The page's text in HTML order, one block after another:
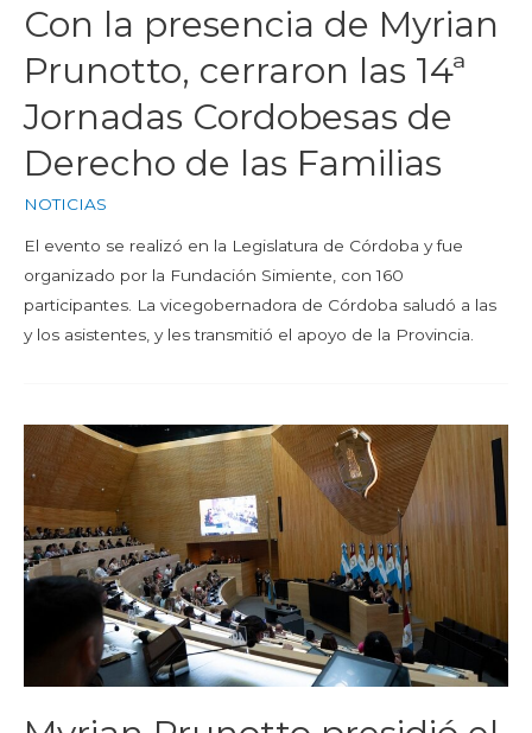
Con la presencia de Myrian
Prunotto, cerraron las 14ª
Jornadas Cordobesas de
Derecho de las Familias
NOTICIAS
El evento se realizó en la Legislatura de Córdoba y fue
organizado por la Fundación Simiente, con 160
participantes. La vicegobernadora de Córdoba saludó a las
y los asistentes, y les transmitió el apoyo de la Provincia.